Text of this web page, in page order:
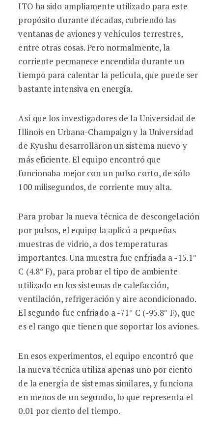
ITO ha sido ampliamente utilizado para este
propósito durante décadas, cubriendo las
ventanas de aviones y vehículos terrestres,
entre otras cosas. Pero normalmente, la
corriente permanece encendida durante un
tiempo para calentar la película, que puede ser
bastante intensiva en energía.
Así que los investigadores de la Universidad de
Illinois en Urbana-Champaign y la Universidad
de Kyushu desarrollaron un sistema nuevo y
más eficiente. El equipo encontró que
funcionaba mejor con un pulso corto, de sólo
100 milisegundos, de corriente muy alta.
Para probar la nueva técnica de descongelación
por pulsos, el equipo la aplicó a pequeñas
muestras de vidrio, a dos temperaturas
importantes. Una muestra fue enfriada a -15.1°
C (4.8° F), para probar el tipo de ambiente
utilizado en los sistemas de calefacción,
ventilación, refrigeración y aire acondicionado.
El segundo fue enfriado a -71° C (-95.8° F), que
es el rango que tienen que soportar los aviones.
En esos experimentos, el equipo encontró que
la nueva técnica utiliza apenas uno por ciento
de la energía de sistemas similares, y funciona
en menos de un segundo, lo que representa el
0.01 por ciento del tiempo.